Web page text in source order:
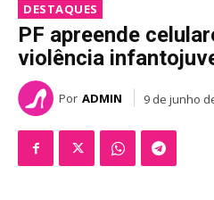
DESTAQUES
PF apreende
violência
Por ADMIN 9 de junho